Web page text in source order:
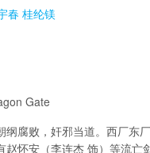
春 桂纶镁
Gate
纲腐败，奸邪当道。西厂东
赵怀安（李连杰 饰）等流亡